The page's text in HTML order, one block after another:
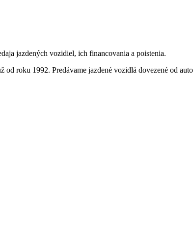
jazdených vozidiel, ich financovania a poistenia.
od roku 1992. Predávame jazdené vozidlá dovezené od